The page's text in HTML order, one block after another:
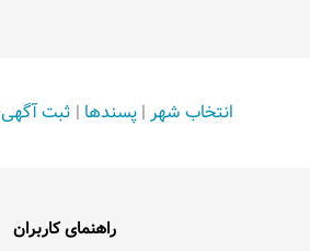
انتخاب شهر | پسندها | ثبت آگهی
راهنمای کاربران